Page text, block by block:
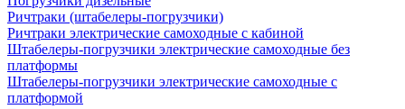
Ричтраки (штабелеры-погрузчики)
Ричтраки электрические самоходные с кабиной
Штабелеры-погрузчики электрические самоходные без
платформы
Штабелеры-погрузчики электрические самоходные с
платформой